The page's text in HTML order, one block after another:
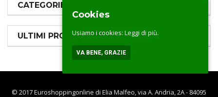
CATEGORIE PRODOTTI
ULTIMI PRODOTTI
© 2017 Euroshoppingonline di Elia Malfeo, via A. Andria, 2A - 84095
Cookies
Usiamo i cookies: Leggi di più.
VA BENE, GRAZIE